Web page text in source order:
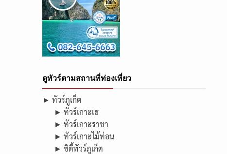
ดูทัวร์ตามสถานที่ท่องเที่ยว
► ทัวร์ภูเก็ต
► ทัวร์เกาะเฮ
► ทัวร์เกาะราชา
► ทัวร์เกาะไม้ท่อน
► ซิตี้ทัวร์ภูเก็ต